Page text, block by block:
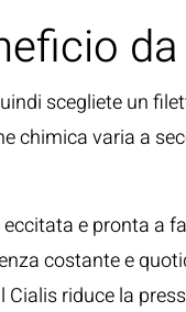
scegliete un
chimica varia a
e pronta a
costante e
riduce la